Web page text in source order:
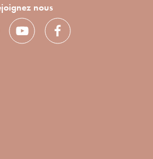
nous